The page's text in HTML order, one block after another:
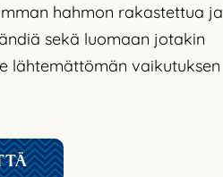
hahmon rakastettua ja
sekä luomaan jotakin
lähtemättömän vaikutuksen